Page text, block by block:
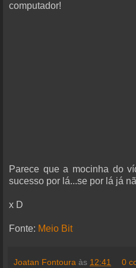
computador!
Parece que a mocinha do
sucesso por lá...se por lá já
x D
Fonte: Meio Bit
Joatan Fontoura às 12:41 0